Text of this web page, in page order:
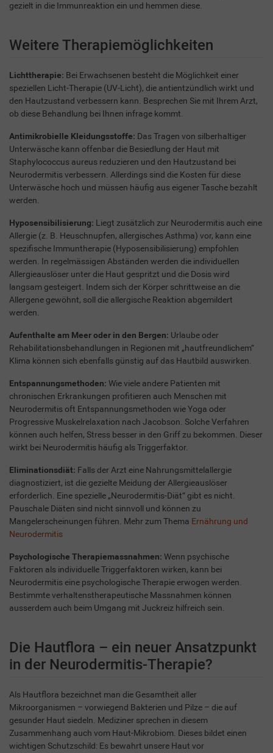
gezielt in die Immunreaktion ein und hemmen diese.
Weitere Therapiemöglichkeiten
Lichttherapie: Bei Erwachsenen besteht die Möglichkeit einer
speziellen Licht-Therapie (UV-Licht), die antientzündlich wirkt und
den Hautzustand verbessern kann. Besprechen Sie mit Ihrem Arzt,
ob diese Behandlung bei Ihnen infrage kommt.
Antimikrobielle Kleidungsstoffe: Das Tragen von silberhaltiger
Unterwäsche kann offenbar die Besiedlung der Haut mit
Staphylococcus aureus reduzieren und den Hautzustand bei
Neurodermitis verbessern. Allerdings sind die Kosten für diese
Unterwäsche hoch und müssen häufig aus eigener Tasche bezahlt
werden.
Hyposensibilisierung: Liegt zusätzlich zur Neurodermitis auch eine
Allergie (z. B. Heuschnupfen, allergisches Asthma) vor, kann eine
spezifische Immuntherapie (Hyposensibilisierung) empfohlen
werden. In regelmässigen Abständen werden die individuellen
Allergieauslöser unter die Haut gespritzt und die Dosis wird
langsam gesteigert. Indem sich der Körper schrittweise an die
Allergene gewöhnt, soll die allergische Reaktion abgemildert
werden.
Aufenthalte am Meer oder in den Bergen: Urlaube oder
Rehabilitationsbehandlungen in Regionen mit „hautfreundlichem“
Klima können sich ebenfalls günstig auf das Hautbild auswirken.
Entspannungsmethoden: Wie viele andere Patienten mit
chronischen Erkrankungen profitieren auch Menschen mit
Neurodermitis oft Entspannungsmethoden wie Yoga oder
Progressive Muskelrelaxation nach Jacobson. Solche Verfahren
können auch helfen, Stress besser in den Griff zu bekommen. Dieser
wirkt bei Neurodermitis häufig als Triggerfaktor.
Eliminationsdiät: Falls der Arzt eine Nahrungsmittelallergie
diagnostiziert, ist die gezielte Meidung der Allergieauslöser
erforderlich. Eine spezielle „Neurodermitis-Diät“ gibt es nicht.
Pauschale Diäten sind nicht sinnvoll und können zu
Mangelerscheinungen führen. Mehr zum Thema Ernährung und
Neurodermitis
Psychologische Therapiemassnahmen: Wenn psychische
Faktoren als individuelle Triggerfaktoren wirken, kann bei
Neurodermitis eine psychologische Therapie erwogen werden.
Bestimmte verhaltenstherapeutische Massnahmen können
ausserdem auch beim Umgang mit Juckreiz hilfreich sein.
Die Hautflora – ein neuer Ansatzpunkt
in der Neurodermitis-Therapie?
Als Hautflora bezeichnet man die Gesamtheit aller
Mikroorganismen – vorwiegend Bakterien und Pilze – die auf
gesunder Haut siedeln. Mediziner sprechen in diesem
Zusammenhang auch vom Haut-Mikrobiom. Dieses bildet einen
wichtigen Schutzschild: Es bewahrt unsere Haut vor